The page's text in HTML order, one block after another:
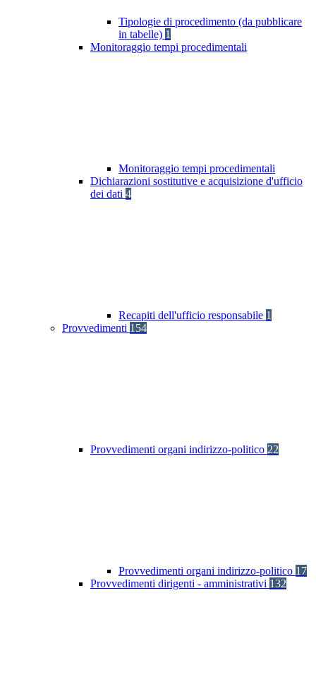
Tipologie di procedimento (da pubblicare
in tabelle) 1
Monitoraggio tempi procedimentali
Monitoraggio tempi procedimentali
Dichiarazioni sostitutive e acquisizione d'ufficio
dei dati 4
Recapiti dell'ufficio responsabile 1
Provvedimenti 154
Provvedimenti organi indirizzo-politico 22
Provvedimenti organi indirizzo-politico 17
Provvedimenti dirigenti - amministrativi 132